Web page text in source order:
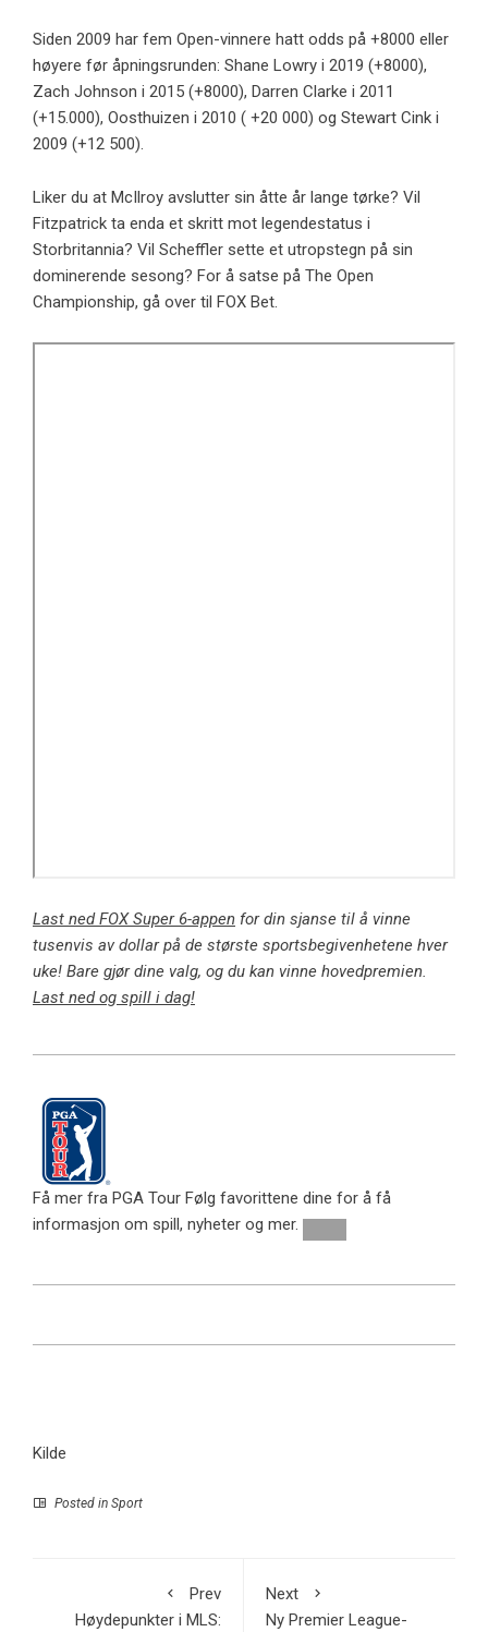
Siden 2009 har fem Open-vinnere hatt odds på +8000 eller
høyere før åpningsrunden: Shane Lowry i 2019 (+8000),
Zach Johnson i 2015 (+8000), Darren Clarke i 2011
(+15.000), Oosthuizen i 2010 ( +20 000) og Stewart Cink i
2009 (+12 500).
Liker du at McIlroy avslutter sin åtte år lange tørke? Vil
Fitzpatrick ta enda et skritt mot legendestatus i
Storbritannia? Vil Scheffler sette et utropstegn på sin
dominerende sesong? For å satse på The Open
Championship, gå over til FOX Bet.
Last ned FOX Super 6-appen for din sjanse til å vinne
tusenvis av dollar på de største sportsbegivenhetene hver
uke! Bare gjør dine valg, og du kan vinne hovedpremien.
Last ned og spill i dag!
Få mer fra PGA Tour Følg favorittene dine for å få
informasjon om spill, nyheter og mer.
Kilde
Posted in Sport
Prev
Høydepunkter i MLS:
Next
Ny Premier League-